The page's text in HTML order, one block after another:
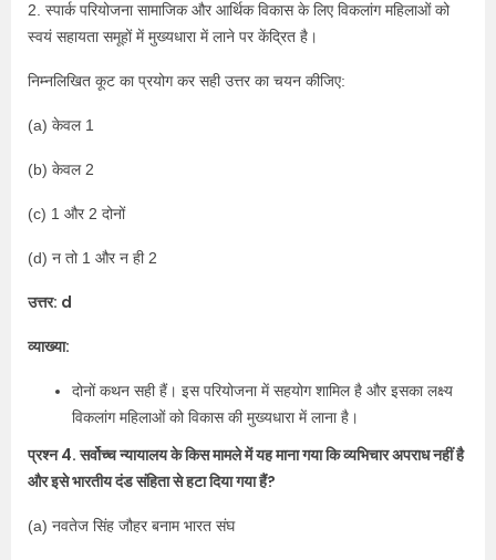
2. स्पार्क परियोजना सामाजिक और आर्थिक विकास के लिए विकलांग महिलाओं को
स्वयं सहायता समूहों में मुख्यधारा में लाने पर केंद्रित है।
निम्नलिखित कूट का प्रयोग कर सही उत्तर का चयन कीजिए:
(a) केवल 1
(b) केवल 2
(c) 1 और 2 दोनों
(d) न तो 1 और न ही 2
उत्तर: d
व्याख्या:
दोनों कथन सही हैं। इस परियोजना में सहयोग शामिल है और इसका लक्ष्य
विकलांग महिलाओं को विकास की मुख्यधारा में लाना है।
प्रश्न 4. सर्वोच्च न्यायालय के किस मामले में यह माना गया कि व्यभिचार अपराध नहीं है
और इसे भारतीय दंड संहिता से हटा दिया गया हैं?
(a) नवतेज सिंह जौहर बनाम भारत संघ